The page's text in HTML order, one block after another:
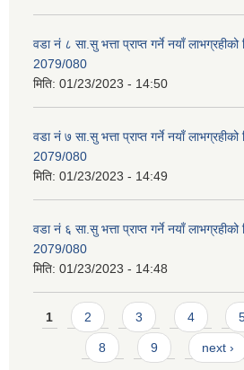
वडा नं ८ सा.सु भत्ता प्राप्त गर्ने नयाँ लाभग्रहीको
2079/080
मिति: 01/23/2023 - 14:50
वडा नं ७ सा.सु भत्ता प्राप्त गर्ने नयाँ लाभग्रहीको
2079/080
मिति: 01/23/2023 - 14:49
वडा नं ६ सा.सु भत्ता प्राप्त गर्ने नयाँ लाभग्रहीको
2079/080
मिति: 01/23/2023 - 14:48
Pages
1 2 3 4
8 9 next ›